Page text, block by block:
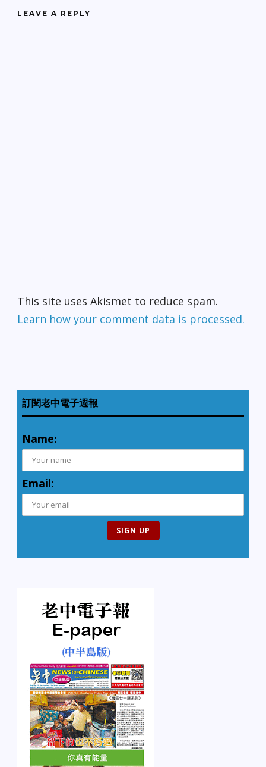
LEAVE A REPLY
This site uses Akismet to reduce spam.
Learn how your comment data is processed.
訂閱老中電子週報
Name:
Email: